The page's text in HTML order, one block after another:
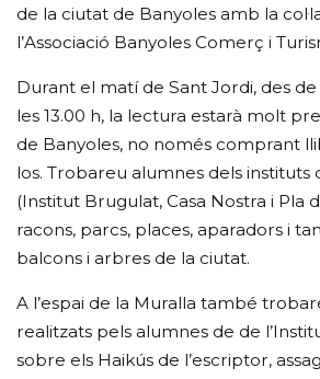
de la ciutat de Banyoles amb la
l’Associació Banyoles Comerç i
Durant el matí de Sant Jordi, des de
les 13.00 h, la lectura estarà molt
de Banyoles, no només comprant
los. Trobareu alumnes dels instituts
(Institut Brugulat, Casa Nostra i Pla
racons, parcs, places, aparadors i
balcons i arbres de la ciutat.
A l’espai de la Muralla també
realitzats pels alumnes de de
sobre els Haikús de l’escriptor,